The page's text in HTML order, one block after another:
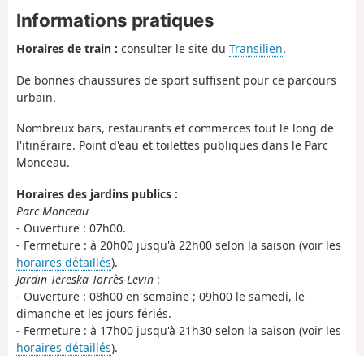
Informations pratiques
Horaires de train : consulter le site du Transilien.
De bonnes chaussures de sport suffisent pour ce parcours
urbain.
Nombreux bars, restaurants et commerces tout le long de
l'itinéraire. Point d'eau et toilettes publiques dans le Parc
Monceau.
Horaires des jardins publics :
Parc Monceau
- Ouverture : 07h00.
- Fermeture : à 20h00 jusqu'à 22h00 selon la saison (voir les
horaires détaillés).
Jardin Tereska Torrès-Levin :
- Ouverture : 08h00 en semaine ; 09h00 le samedi, le
dimanche et les jours fériés.
- Fermeture : à 17h00 jusqu'à 21h30 selon la saison (voir les
horaires détaillés).